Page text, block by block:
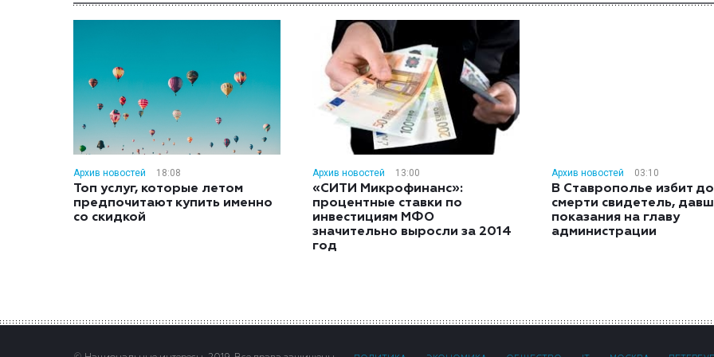
Архив новостей 18:08
Топ услуг, которые летом
предпочитают купить именно
со скидкой
Архив новостей 13:00
«СИТИ Микрофинанс»:
процентные ставки по
инвестициям МФО
значительно выросли за 2014
год
Архив новостей 03:10
В Ставрополье избит до
смерти свидетель,
показания на главу
администрации